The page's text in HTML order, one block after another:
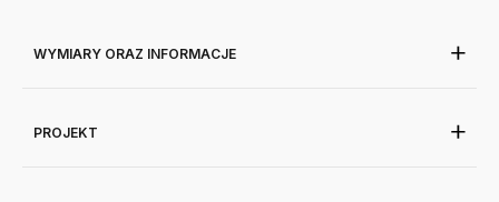
WYMIARY ORAZ INFORMACJE
PROJEKT